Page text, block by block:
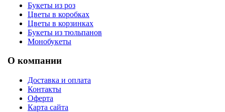
Букеты из роз
Цветы в коробках
Цветы в корзинках
Букеты из тюльпанов
Монобукеты
О компании
Доставка и оплата
Контакты
Оферта
Карта сайта